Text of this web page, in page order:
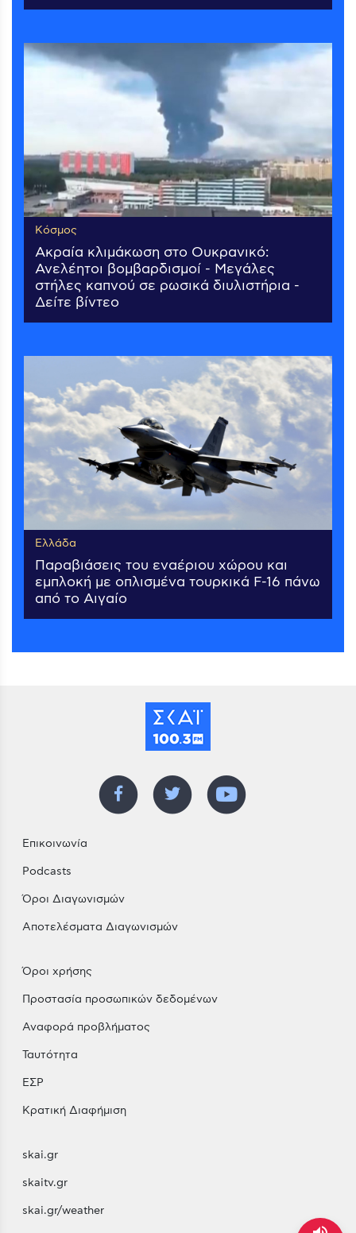
Κόσμος
Ακραία κλιμάκωση στο Ουκρανικό:
Ανελέητοι βομβαρδισμοί - Μεγάλες
στήλες καπνού σε ρωσικά διυλιστήρια -
Δείτε βίντεο
Ελλάδα
Παραβιάσεις του εναέριου χώρου και
εμπλοκή με οπλισμένα τουρκικά F-16 πάνω
από το Αιγαίο
Επικοινωνία
Podcasts
Όροι Διαγωνισμών
Αποτελέσματα Διαγωνισμών
Όροι χρήσης
Προστασία προσωπικών δεδομένων
Αναφορά προβλήματος
Ταυτότητα
ΕΣΡ
Κρατική Διαφήμιση
skai.gr
skaitv.gr
skai.gr/weather